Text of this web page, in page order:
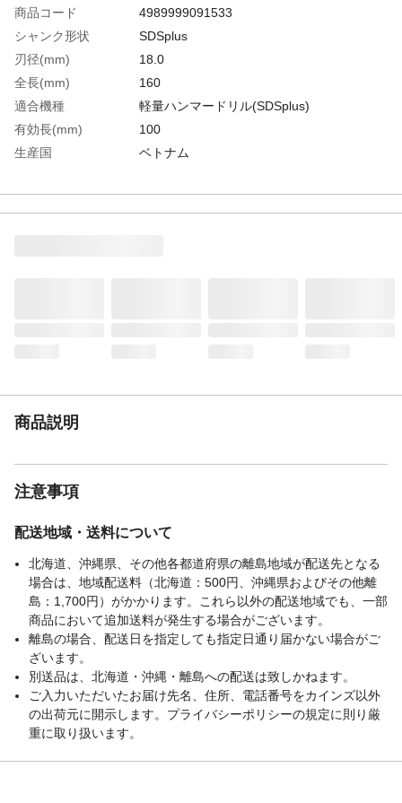
商品コード
4989999091533
シャンク形状
SDSplus
刃径(mm)
18.0
全長(mm)
160
適合機種
軽量ハンマードリル(SDSplus)
有効長(mm)
100
生産国
ベトナム
材質1
刃部:超硬チップ
商品説明
注意事項
配送地域・送料について
北海道、沖縄県、その他各都道府県の離島地域が配送先となる
場合は、地域配送料（北海道：500円、沖縄県およびその他離
島：1,700円）がかかります。これら以外の配送地域でも、一部
商品において追加送料が発生する場合がございます。
離島の場合、配送日を指定しても指定日通り届かない場合がご
ざいます。
別送品は、北海道・沖縄・離島への配送は致しかねます。
ご入力いただいたお届け先名、住所、電話番号をカインズ以外
の出荷元に開示します。プライバシーポリシーの規定に則り厳
重に取り扱います。